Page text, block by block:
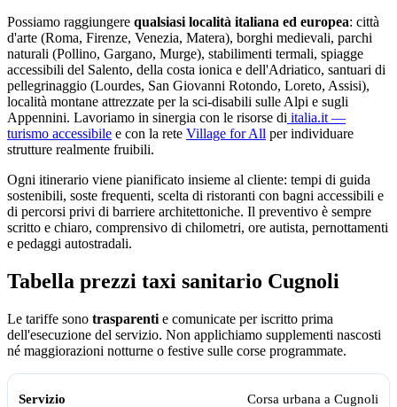
Possiamo raggiungere qualsiasi località italiana ed europea: città
d'arte (Roma, Firenze, Venezia, Matera), borghi medievali, parchi
naturali (Pollino, Gargano, Murge), stabilimenti termali, spiagge
accessibili del Salento, della costa ionica e dell'Adriatico, santuari di
pellegrinaggio (Lourdes, San Giovanni Rotondo, Loreto, Assisi),
località montane attrezzate per la sci-disabili sulle Alpi e sugli
Appennini. Lavoriamo in sinergia con le risorse di italia.it —
turismo accessibile e con la rete Village for All per individuare
strutture realmente fruibili.
Ogni itinerario viene pianificato insieme al cliente: tempi di guida
sostenibili, soste frequenti, scelta di ristoranti con bagni accessibili e
di percorsi privi di barriere architettoniche. Il preventivo è sempre
scritto e chiaro, comprensivo di chilometri, ore autista, pernottamenti
e pedaggi autostradali.
Tabella prezzi taxi sanitario Cugnoli
Le tariffe sono trasparenti e comunicate per iscritto prima
dell'esecuzione del servizio. Non applichiamo supplementi nascosti
né maggiorazioni notturne o festive sulle corse programmate.
Tabella dei prezzi e delle tratte del taxi sanitario Assistiamo Te a
Servizio
Corsa urbana a Cugnoli